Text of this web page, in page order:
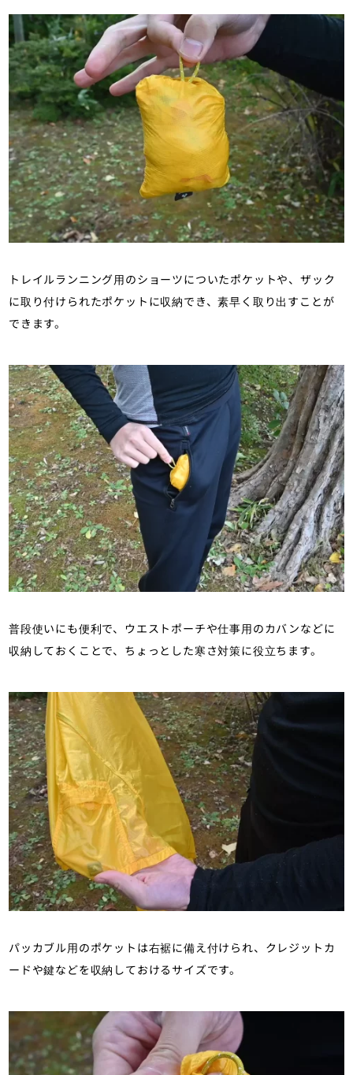
トレイルランニング用のショーツについたポケットや、ザック
に取り付けられたポケットに収納でき、素早く取り出すことが
できます。
普段使いにも便利で、ウエストポーチや仕事用のカバンなどに
収納しておくことで、ちょっとした寒さ対策に役立ちます。
パッカブル用のポケットは右裾に備え付けられ、クレジットカ
ードや鍵などを収納しておけるサイズです。